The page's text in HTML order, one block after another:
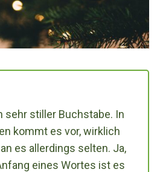
sehr stiller Buchstabe. In
kommt es vor, wirklich
es allerdings selten. Ja,
eines Wortes ist es